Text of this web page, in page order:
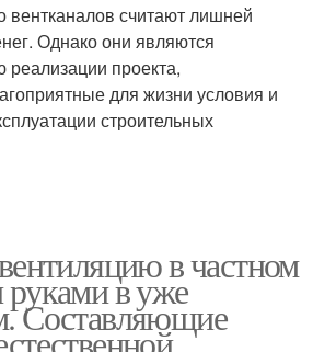
вентканалов считают лишней
Однако они являются
реализации проекта,
для жизни условия и
строительных
в частном
в уже
Составляющие